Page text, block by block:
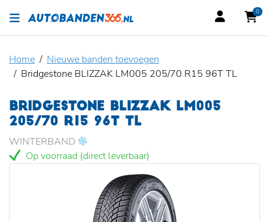
0
Home
Nieuwe banden toevoegen
Bridgestone BLIZZAK LM005 205/70 R15 96T TL
BRIDGESTONE BLIZZAK LM005
205/70 R15 96T TL
WINTERBAND
Op voorraad (direct leverbaar)